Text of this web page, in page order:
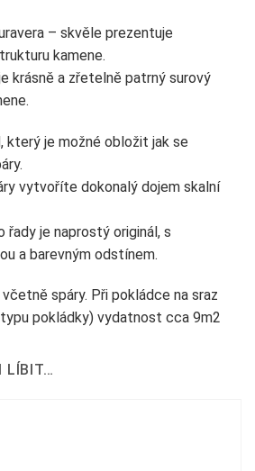
– skvěle prezentuje
kamene.
krásně a zřetelně patrný surový
který je možné obložit jak se
vytvoříte dokonalý dojem skalní
řady je naprostý originál, s
a barevným odstínem.
spáry. Při pokládce na sraz
pokládky) vydatnost cca 9m2
LÍBIT…